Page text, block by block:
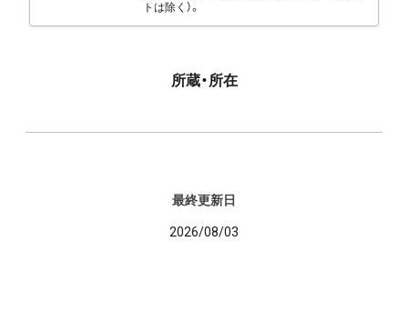
トは除く）。
所蔵・所在
最終更新日
2026/08/03